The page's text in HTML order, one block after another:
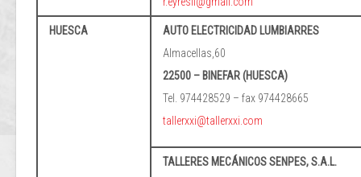
HUESCA
AUTO ELECTRICIDAD LUMBIARRES
Almacellas,60
22500 – BINEFAR (HUESCA)
Tel. 974428529 – fax 974428665
tallerxxi@tallerxxi.com
TALLERES MECÁNICOS SENPES, S.A.L.